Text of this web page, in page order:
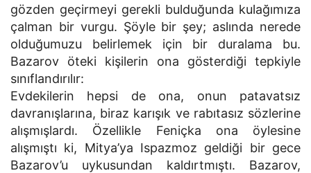
gözden geçirmeyi gerekli bulduğunda kulağımıza
çalman bir vurgu. Şöyle bir şey; aslında nerede
olduğumuzu belirlemek için bir duralama bu.
Bazarov öteki kişilerin ona gösterdiği tepkiyle
sınıflandırılır:
Evdekilerin hepsi de ona, onun patavatsız
davranışlarına, biraz karışık ve rabıtasız sözlerine
alışmışlardı. Özellikle Feniçka ona öylesine
alışmıştı ki, Mitya’ya Ispazmoz geldiği bir gece
Bazarov’u uykusundan kaldırtmıştı. Bazarov,